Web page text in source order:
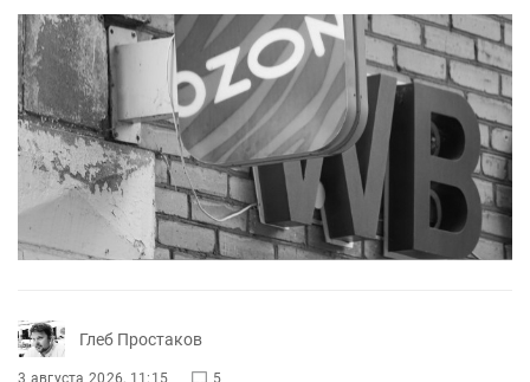
Глеб Простаков
3 августа 2026, 11:15 5